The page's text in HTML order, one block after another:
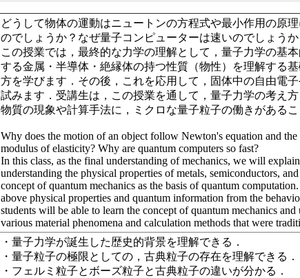
どうして物体の運動はニュートンの方程式や最小作用の原
のでしょうか？なぜ量子コンピューターは速いのでしょうか
この授業では，最終的な力学の理解として，量子力学の基
する金属・半導体・絶縁体の持つ性質（物性）を理解する
方を学びます．その後，これを応用して，固体中の自由電
試みます．受講生は，この授業を通して，量子力学の考え
物質の現象や計算手法に，ミクロな量子粒子の働きがある
Why does the motion of an object follow Newton's equation and
modulus of elasticity? Why are quantum computers so fast?
In this class, as the final understanding of mechanics, we will
understanding the physical properties of metals, semiconductors,
concept of quantum mechanics as the basis of quantum
above physical properties and quantum information from the
students will be able to learn the concept of quantum mechanics
various material phenomena and calculation methods that were
・量子力学が誕生した歴史的背景を理解できる．
・量子粒子の極限としての，古典粒子の存在を理解できる．
・フェルミ粒子とボーズ粒子と古典粒子の違いが分かる．